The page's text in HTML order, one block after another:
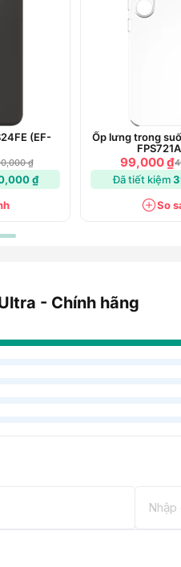
(EF-
₫
₫
Ốp lưng trong
99,000 ₫
Đã tiết kiệm
So
- Chính hãng